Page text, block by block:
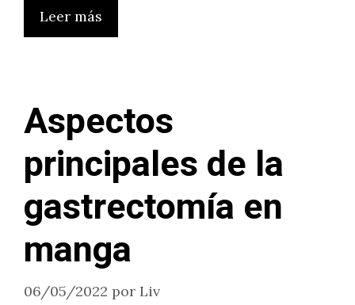
Leer más
Aspectos
principales de la
gastrectomía en
manga
06/05/2022 por Liv